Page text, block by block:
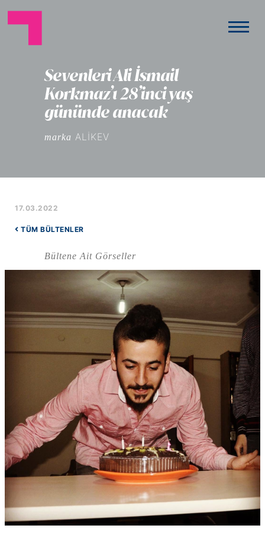
Sevenleri Ali İsmail
Korkmaz’ı 28’inci yaş
gününde anacak
marka ALİKEV
17.03.2022
TÜM BÜLTENLER
Bültene Ait Görseller